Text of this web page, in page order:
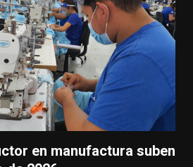
en manufactura suben